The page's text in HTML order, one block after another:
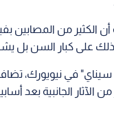
الكثير من
ذلك على كبار السن بل
في نيويورك، تضاف
الآثار الجانبية بعد